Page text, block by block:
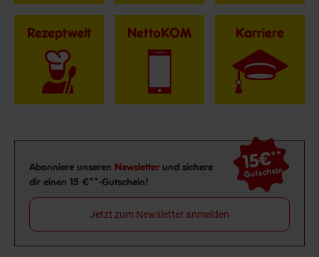
Rezeptwelt NettoKOM Karriere
Newsletter Anmeldung
Abonniere unseren Newsletter und sichere
dir einen 15 €**-Gutschein!
15€**
Gutschein
Jetzt zum Newsletter anmelden